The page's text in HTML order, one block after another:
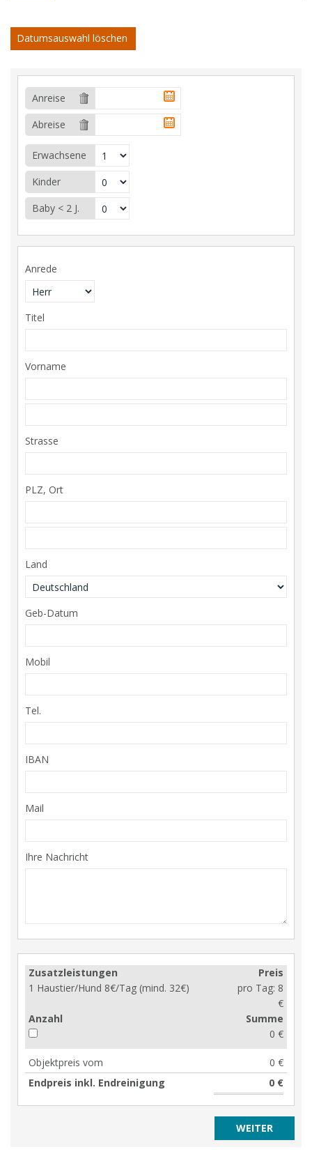
Datumsauswahl löschen
Anreise
Abreise
Erwachsene
Kinder
Baby < 2 J.
Anrede
Titel
Vorname
Strasse
PLZ, Ort
Land
Geb-Datum
Mobil
Tel.
IBAN
Mail
Ihre Nachricht
Zusatzleistungen
1 Haustier/Hund 8€/Tag (mind. 32€)
Preis
pro Tag: 8
€
Anzahl
Summe
0 €
Objektpreis vom
0 €
Endpreis inkl. Endreinigung
0 €